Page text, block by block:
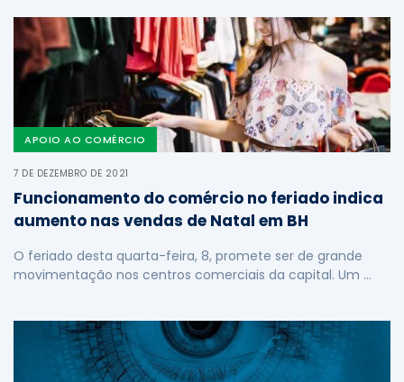
APOIO AO COMÉRCIO
7 DE DEZEMBRO DE 2021
Funcionamento do comércio no feriado indica
aumento nas vendas de Natal em BH
O feriado desta quarta-feira, 8, promete ser de grande
movimentação nos centros comerciais da capital. Um …